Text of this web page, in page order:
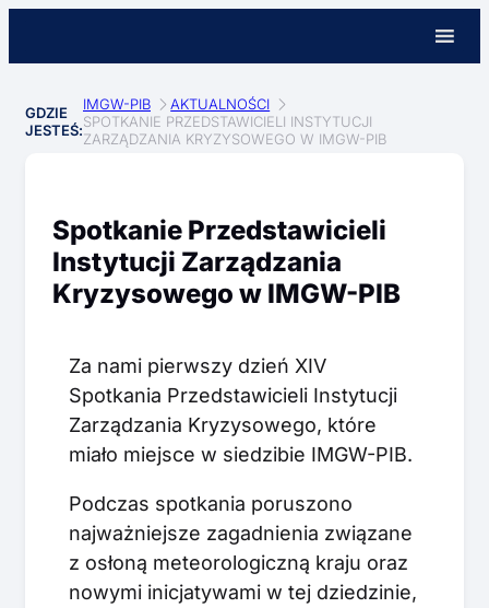
GDZIE
JESTEŚ:
IMGW-PIB
AKTUALNOŚCI
SPOTKANIE PRZEDSTAWICIELI INSTYTUCJI
ZARZĄDZANIA KRYZYSOWEGO W IMGW-PIB
Spotkanie Przedstawicieli
Instytucji Zarządzania
Kryzysowego w IMGW-PIB
Za nami pierwszy dzień XIV
Spotkania Przedstawicieli Instytucji
Zarządzania Kryzysowego, które
miało miejsce w siedzibie IMGW-PIB.
Podczas spotkania poruszono
najważniejsze zagadnienia związane
z osłoną meteorologiczną kraju oraz
nowymi inicjatywami w tej dziedzinie,